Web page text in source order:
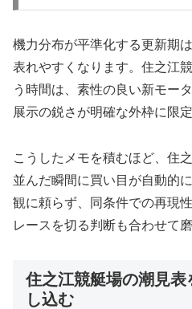
機力分布が平準化する更新期
表れやすくなります。住之江
う時間は、素性の良い新モー
展示の鋭さが明確な外枠に限
こうしたメモを積むほど、住
並んだ瞬間に買い目が自動的
観に頼らず、同条件での再現
レースを切る判断も合わせて
住之江競艇場の潮見表
し込む